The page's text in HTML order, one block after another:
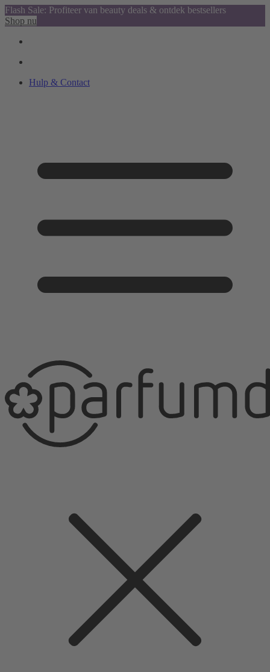
Flash Sale: Profiteer van beauty deals & ontdek bestsellers
Shop nu
Hulp & Contact